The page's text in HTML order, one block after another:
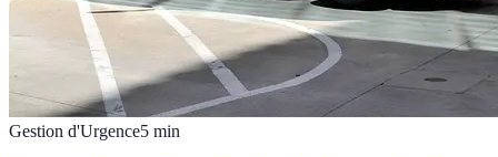
Gestion d'Urgence5 min